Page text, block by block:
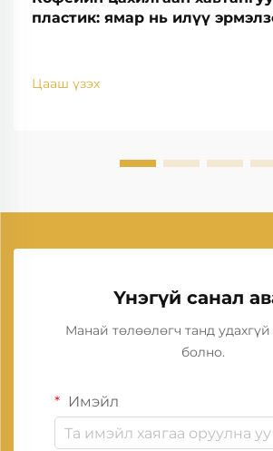
пластик: ямар нь илүү
Цааш үзэх
Үнэгүй санал
Манай төлөөлөгч танд
болно.
Имэйл